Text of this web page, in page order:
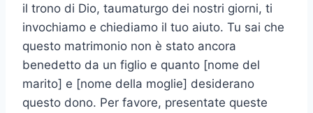
il trono di Dio, taumaturgo dei nostri giorni, ti
invochiamo e chiediamo il tuo aiuto. Tu sai che
questo matrimonio non è stato ancora
benedetto da un figlio e quanto [nome del
marito] e [nome della moglie] desiderano
questo dono. Per favore, presentate queste